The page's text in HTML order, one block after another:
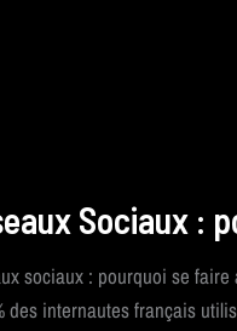
Sociaux :
sociaux : pourquoi se
des internautes français
?